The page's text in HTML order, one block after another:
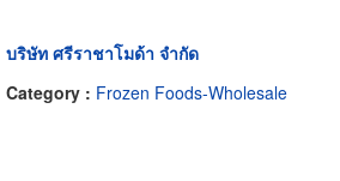
บริษัท ศรีราชาโมด้า จำกัด
Category : Frozen Foods-Wholesale